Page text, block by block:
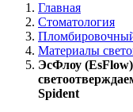
Главная
Стоматология
Материалы
ЭсФлоу
Spident